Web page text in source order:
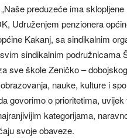
preduzeće ima
Udruženjem penzionera
Kakanj, sa sindikalnim
sindikalnim podružnicama
sve škole Zeničko –
nauke, kulture i
govorimo o prioritetima,
kategorijama,
svoje obaveze.